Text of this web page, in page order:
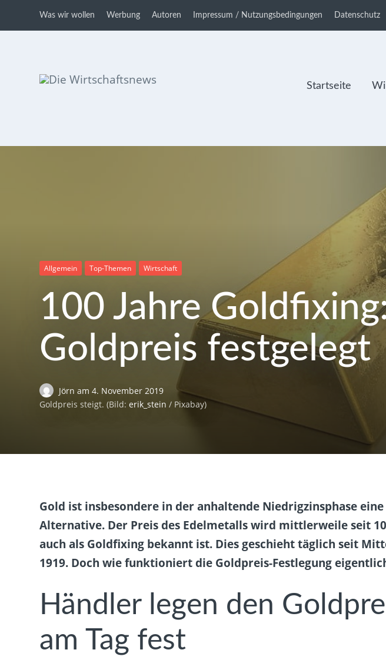
Was wir wollen Werbung Autoren Impressum / Nutzungsbedingungen Datenschutz
Startseite
Allgemein Top-Themen Wirtschaft
100 Jahre
Goldpreis festgelegt
Jörnam 4. November 2019
Goldpreis steigt. (Bild:erik_stein / Pixabay)
Gold ist insbesondere in der anhaltende Niedrigzinsphase
Alternative. Der Preis des Edelmetalls wird mittlerweile seit
auch als Goldfixing bekannt ist. Dies geschieht täglich seit
1919. Doch wie funktioniert die Goldpreis-Festlegung
Händler legen den
am Tag fest